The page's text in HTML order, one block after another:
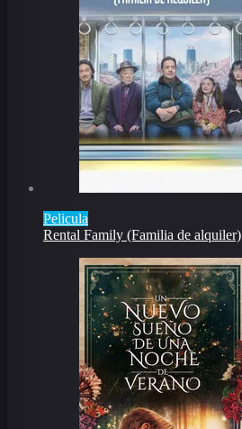
Pelicula
Rental Family (Familia de alquiler)